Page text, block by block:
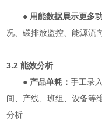
● 用能数据展示更多
况、碳排放监控、能源流
3.2 能效分析
● 产品单耗：手工录
间、产线、班组、设备等
分析